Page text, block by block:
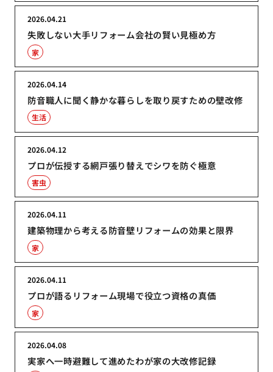
失敗しない大手リフォーム会社の賢い見極め方
2026.04.21
家
防音職人に聞く静かな暮らしを取り戻すための壁改修
2026.04.14
生活
プロが伝授する網戸張り替えでシワを防ぐ極意
2026.04.12
害虫
建築物理から考える防音壁リフォームの効果と限界
2026.04.11
家
プロが語るリフォーム現場で役立つ資格の真価
2026.04.11
家
実家へ一時避難して進めたわが家の大改修記録
2026.04.08